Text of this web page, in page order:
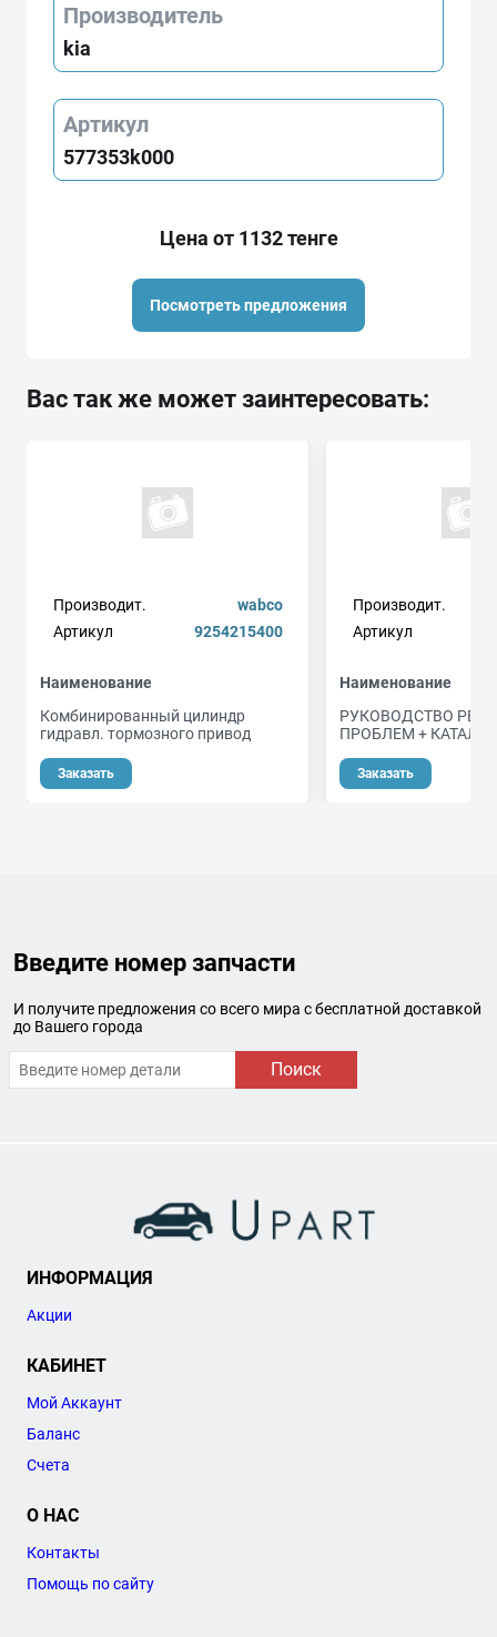
Производитель
kia
Артикул
577353k000
Цена от 1132 тенге
Посмотреть предложения
Вас так же может заинтересовать:
Производит.
wabco
Артикул
9254215400
Наименование
Комбинированный цилиндр
гидравл. тормозного привод
Заказать
Производит.
Артикул
Наименование
РУКОВОДСТВО
ПРОБЛЕМ +
Заказать
Введите номер запчасти
И получите предложения со всего мира с бесплатной доставкой
до Вашего города
Поиск
ИНФОРМАЦИЯ
Акции
КАБИНЕТ
Мой Аккаунт
Баланс
Счета
О НАС
Контакты
Помощь по сайту